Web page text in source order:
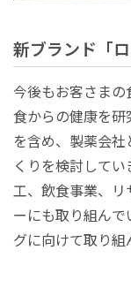
新ブランド「
今後もお客さまの
食からの健康を
を含め、製薬会
くりを検討して
工、飲食事業、
ーにも取り組ん
グに向けて取り組